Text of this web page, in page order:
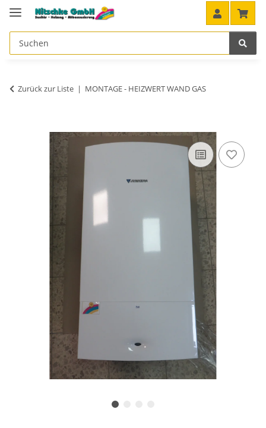
Zurück zur Liste MONTAGE - HEIZWERT WAND GAS